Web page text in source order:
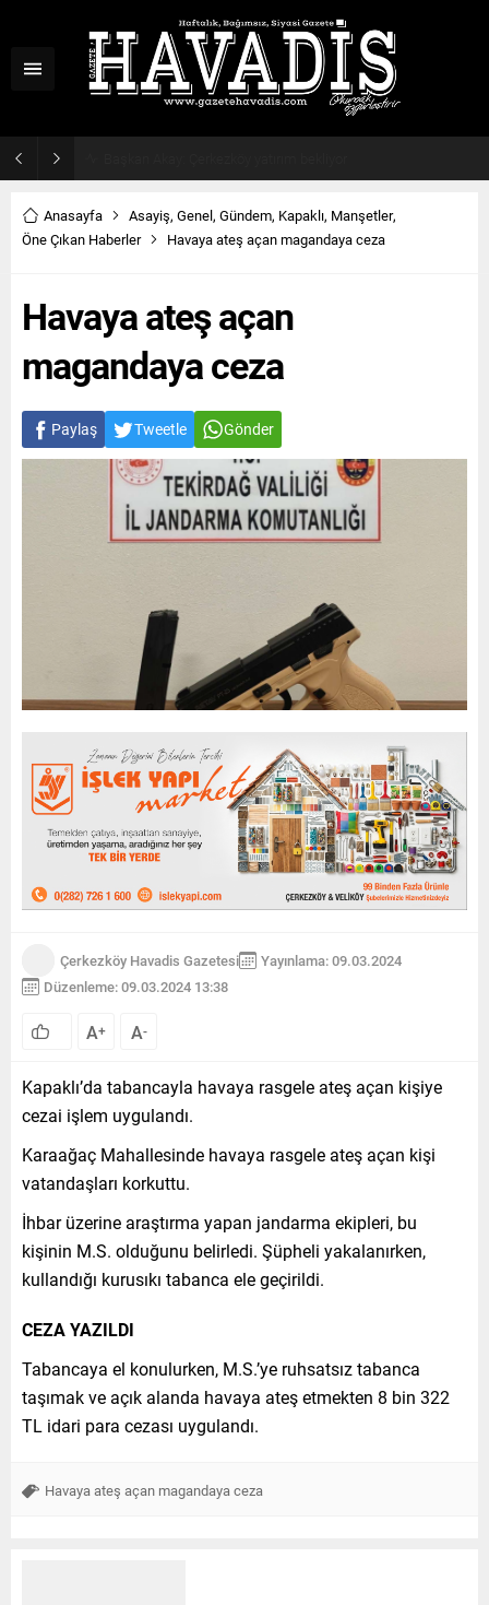
Anasayfa Asayiş, Genel, Gündem, Kapaklı, Manşetler,
Öne Çıkan Haberler
Havaya ateş açan magandaya ceza
Havaya ateş açan
magandaya ceza
Paylaş Tweetle Gönder
Çerkezköy Havadis Gazetesi
Yayınlama: 09.03.2024
Düzenleme: 09.03.2024 13:38
A+ A-
Kapaklı’da tabancayla havaya rasgele ateş açan kişiye
cezai işlem uygulandı.
Karaağaç Mahallesinde havaya rasgele ateş açan kişi
vatandaşları korkuttu.
İhbar üzerine araştırma yapan jandarma ekipleri, bu
kişinin M.S. olduğunu belirledi. Şüpheli yakalanırken,
kullandığı kurusıkı tabanca ele geçirildi.
CEZA YAZILDI
Tabancaya el konulurken, M.S.’ye ruhsatsız tabanca
taşımak ve açık alanda havaya ateş etmekten 8 bin 322
TL idari para cezası uygulandı.
Havaya ateş açan magandaya ceza